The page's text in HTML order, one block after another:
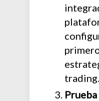
trading.